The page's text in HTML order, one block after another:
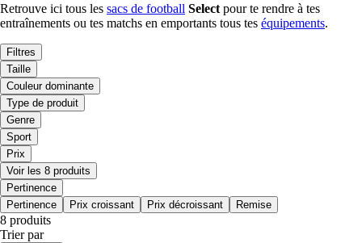
Retrouve ici tous les sacs de football Select pour te rendre à tes
entraînements ou tes matchs en emportants tous tes équipements.
Filtres
Taille
Couleur dominante
Type de produit
Genre
Sport
Prix
Voir les 8 produits
Pertinence
Pertinence
Prix croissant Prix décroissant Remise
8 produits
Trier par